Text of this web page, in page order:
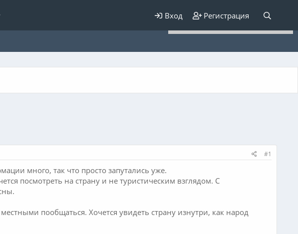
Вход Регистрация
#1
много, так что просто запутались уже.
посмотреть на страну и не туристическим взглядом. С
пообщаться. Хочется увидеть страну изнутри, как народ
Для любых предложений по